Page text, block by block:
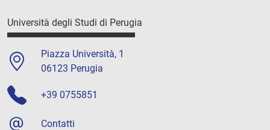
Università degli Studi di Perugia
Piazza Università, 1
06123 Perugia
+39 0755851
Contatti